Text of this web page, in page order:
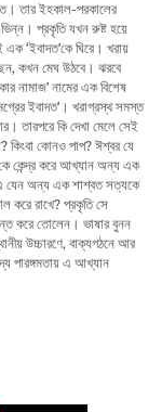
তার ইহকাল-পরকালের
ভিন্ন। প্রকৃতি যখন রুষ্ট হয়ে
‘ইবাদত’কে ঘিরে। খরায়
কখন মেঘ উঠবে। ঝরবে
নামাজ’ নামের এক বিশেষ
ইবাদত’। খরাগ্রস্থ সমস্ত
তারপরে কি দেখা মেলে সেই
কিংবা কোনও পাপ? ঈশ্বর যে
কেন্দ্র করে আখ্যান অন্য এক
এ যেন অন্য এক শাশ্বত সত্যকে
করে রাখে? প্রকৃতি সে
করে তোলেন। ভাষার বুনন
উচ্চারণে, বাক্যগঠনে আর
পারঙ্গমতায় এ আখ্যান